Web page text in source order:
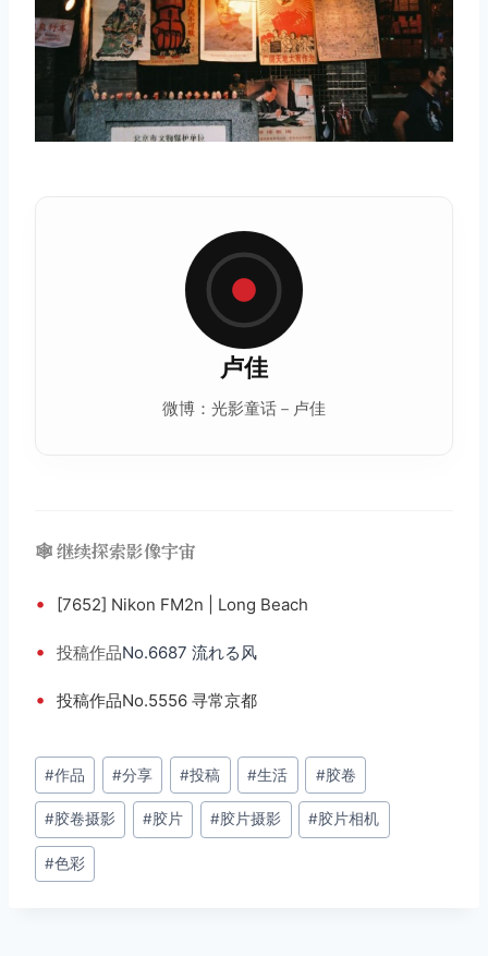
卢佳
微博：光影童话－卢佳
🕸️ 继续探索影像宇宙
• [7652] Nikon FM2n | Long Beach
• 投稿作品No.6687 流れる风
• 投稿作品No.5556 寻常京都
文
章
标
签：
#作品 #分享 #投稿 #生活 #胶卷
#胶卷摄影 #胶片 #胶片摄影 #胶片相机
#色彩